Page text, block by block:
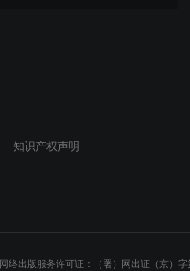
知识产权声明
网络出版服务许可证：（署）网出证（京）